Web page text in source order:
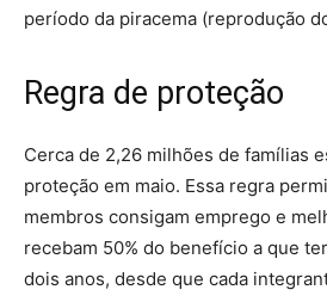
período da piracema (reprodução
Regra de proteção
Cerca de 2,26 milhões de famílias
proteção em maio. Essa regra
membros consigam emprego e
recebam 50% do benefício a que
dois anos, desde que cada